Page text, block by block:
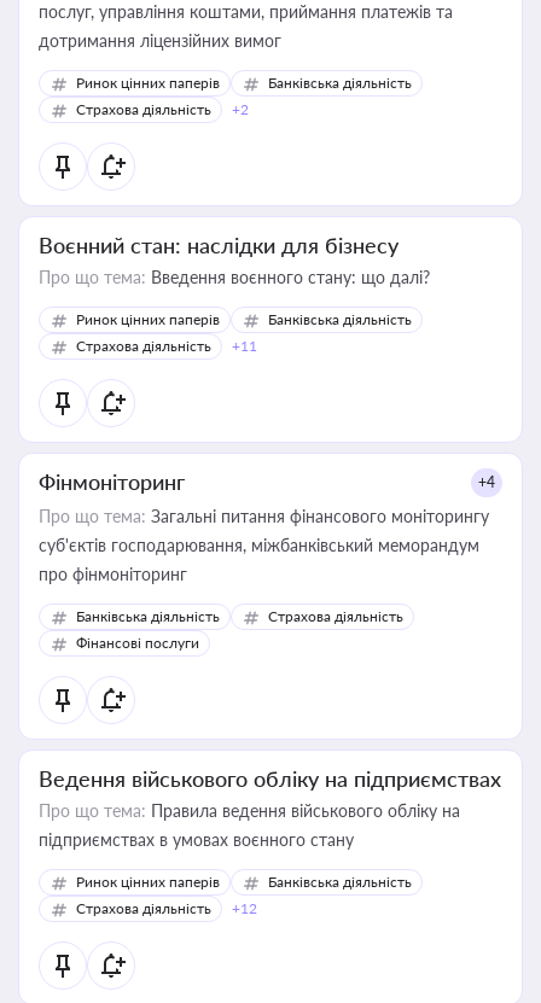
послуг, управління коштами, приймання платежів та
дотримання ліцензійних вимог
Ринок цінних паперів
Банківська діяльність
Страхова діяльність
+2
Воєнний стан: наслідки для бізнесу
Про що тема: Введення воєнного стану: що далі?
Ринок цінних паперів
Банківська діяльність
Страхова діяльність
+11
Фінмоніторинг +4
Про що тема: Загальні питання фінансового моніторингу
суб'єктів господарювання, міжбанківський меморандум
про фінмоніторинг
Банківська діяльність
Страхова діяльність
Фінансові послуги
Ведення військового обліку на підприємствах
Про що тема: Правила ведення військового обліку на
підприємствах в умовах воєнного стану
Ринок цінних паперів
Банківська діяльність
Страхова діяльність
+12